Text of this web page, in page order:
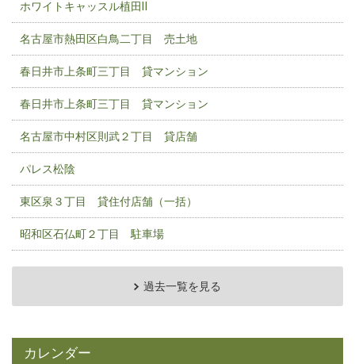
ホワイトキャッスル植田Ⅱ
名古屋市熱田区白鳥二丁目 売土地
春日井市上条町三丁目 貸マンション
春日井市上条町三丁目 貸マンション
名古屋市中村区則武２丁目 貸店舗
パレス松陰
東区泉３丁目 貸住付店舗（一括）
昭和区石仏町２丁目 駐車場
過去一覧を見る
カレンダー